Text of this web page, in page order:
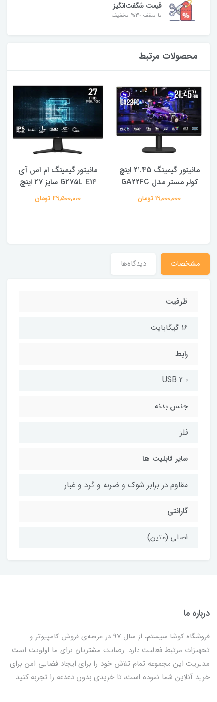
قیمت شگفت‌انگیز
تا سقف 30% تخفیف
محصولات مرتبط
مانیتور گیمینگ 21.45 اینچ
کولر مستر مدل GA22FC
19,000,000 تومان
مانیتور گیمینگ ام اس آی
G275L E14 سایز 27 اینچ
29,500,000 تومان
مشخصات دیدگاه‌ها
ظرفیت
16 گیگابایت
رابط
USB 2.0
جنس بدنه
فلز
سایر قابلیت ها
مقاوم در برابر شوک و ضربه و گرد و غبار
گارانتی
اصلی (متین)
درباره ما
فروشگاه کوشا سیستم، از سال 97 در عرصه‌ی فروش کامپیوتر و
تجهیزات مرتبط فعالیت دارد. رضایت مشتریان برای ما اولویت است.
مدیریت این مجموعه تمام تلاش خود را برای ایجاد فضایی امن برای
خرید آنلاین شما نموده است، تا خریدی بدون دغدغه را تجربه کنید.